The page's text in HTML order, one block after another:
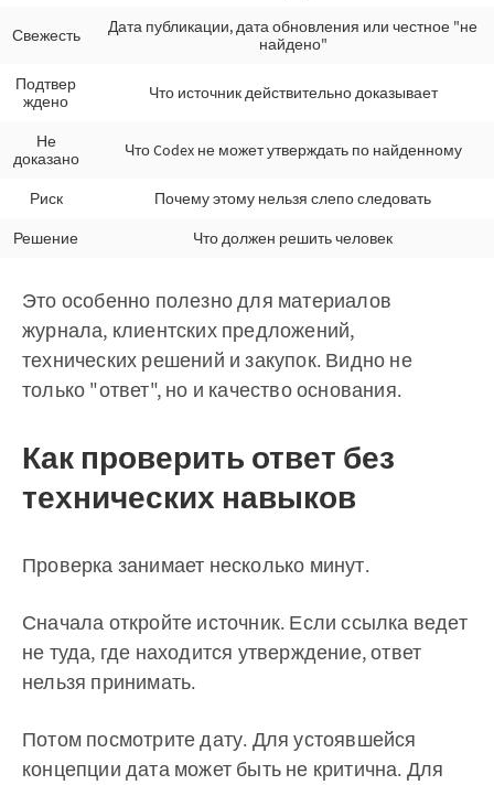
Свежесть
Дата публикации, дата обновления или честное "не
найдено"
Подтвер
ждено
Что источник действительно доказывает
Не
доказано
Что Codex не может утверждать по найденному
Риск
Почему этому нельзя слепо следовать
Решение
Что должен решить человек
Это особенно полезно для материалов
журнала, клиентских предложений,
технических решений и закупок. Видно не
только "ответ", но и качество основания.
Как проверить ответ без
технических навыков
Проверка занимает несколько минут.
Сначала откройте источник. Если ссылка ведет
не туда, где находится утверждение, ответ
нельзя принимать.
Потом посмотрите дату. Для устоявшейся
концепции дата может быть не критична. Для